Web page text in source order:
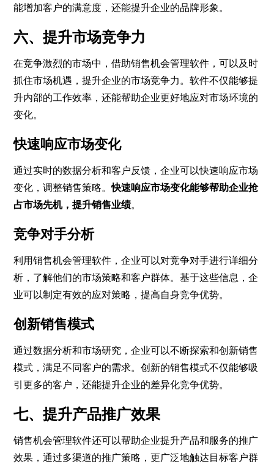
能增加客户的满意度，还能提升企业的品牌形象。
六、提升市场竞争力
在竞争激烈的市场中，借助销售机会管理软件，可以及时
抓住市场机遇，提升企业的市场竞争力。软件不仅能够提
升内部的工作效率，还能帮助企业更好地应对市场环境的
变化。
快速响应市场变化
通过实时的数据分析和客户反馈，企业可以快速响应市场
变化，调整销售策略。快速响应市场变化能够帮助企业抢
占市场先机，提升销售业绩。
竞争对手分析
利用销售机会管理软件，企业可以对竞争对手进行详细分
析，了解他们的市场策略和客户群体。基于这些信息，企
业可以制定有效的应对策略，提高自身竞争优势。
创新销售模式
通过数据分析和市场研究，企业可以不断探索和创新销售
模式，满足不同客户的需求。创新的销售模式不仅能够吸
引更多的客户，还能提升企业的差异化竞争优势。
七、提升产品推广效果
销售机会管理软件还可以帮助企业提升产品和服务的推广
效果，通过多渠道的推广策略，更广泛地触达目标客户群